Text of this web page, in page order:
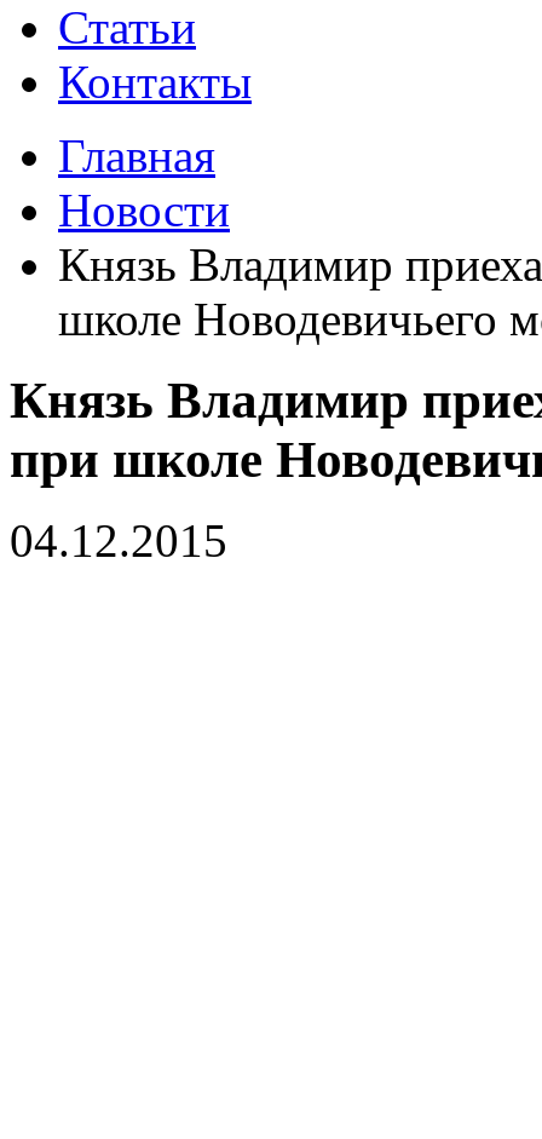
Статьи
Контакты
Главная
Новости
Князь Владимир
школе Новодевичьего
Князь Владимир
при школе
04.12.2015